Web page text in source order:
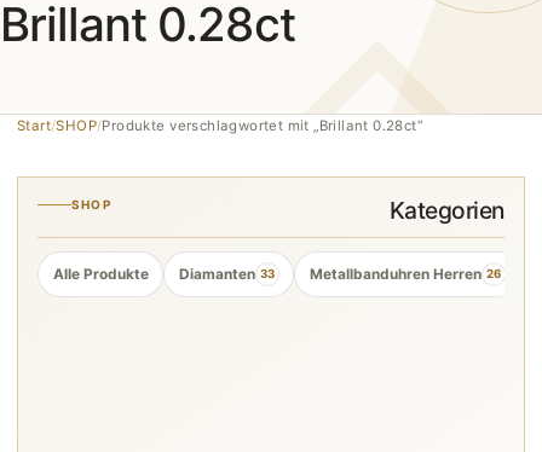
Brillant 0.28ct
Start/SHOP/Produkte verschlagwortet mit „Brillant 0.28ct“
SHOP Kategorien
Alle Produkte Diamanten 33 Metallbanduhren Herren 26